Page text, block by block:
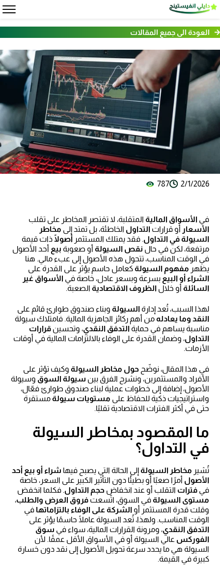
العودة الى جميع المقالات
2/1/2026
787
في الأسواق المالية المتقلبة، لا تقتصر المخاطر على تقلب
الأسعار أو قرارات التداول الخاطئة، بل تمتد إلى مخاطر
السيولة في التداول. فقد يمتلك المستثمر أصولًاذات قيمة
مرتفعة، لكن في حال نقص السيولة أو صعوبة بيع أحد الأصول
في الوقت المناسب، تتحول هذه الأصول إلى عبء مالي. هنا
يظهر مفهوم السيولةكعامل حاسم يؤثر على القدرة على
الشراء أو البيع بسرعة وبسعر عادل، خاصة في الأسواق غير
السائلة أو خلال الظروف الاقتصادية الصعبة.
لهذا السبب، تُعد إدارة السيولة وبناء صندوق طوارئ قائم على
النقد وما يعادلهمن أهم ركائز الجاهزية المالية. فامتلاك سيولة
مناسبة يساهم في حماية التدفق النقدي، وتحسين قرارات
التداول، وضمان القدرة على الوفاء بالالتزامات المالية في أوقات
الأزمات.
في هذا المقال، نوضّح حول مخاطر السيولة وكيف تؤثر على
الأفراد والمستثمرين، ونشرح الفرق بين سيولة السوق وسيولة
الأصول، إضافة إلى خطوات عملية لبناء صندوق طوارئ فعّال،
واستراتيجيات ذكية للحفاظ على مستويات سيولةمستقرة
حتى في أكثر الفترات الاقتصادية تقلبًا.
ما المقصود بمخاطر السيولة
في التداول؟
تُشير مخاطر السيولةإلى الحالة التي يصبح فيها شراء أو بيع أحد
الأصول أمرًا صعبًا أو بطيئًا دون التأثير الكبير على السعر، خاصة
في فترات التقلب أو عند انخفاض حجم التداول. فكلما انخفض
مستوى السيولةفي السوق، اتّسعت فروق العرض والطلب،
وقلت قدرة المستثمر أو الشركة على الوفاء بالتزاماتها في
الوقت المناسب. ولهذا، تُعد السيولة عاملًا حاسمًا يؤثر على
التدفق النقدي، ومرونة القرارات المالية، سواء في سوق
الفوركس عالي السيولة أو في الأسواق الأقل عمقًا. لأن
السيولة هي ما يحدد سرعة تحويل الأصول إلى نقد دون خسارة
كبيرة في القيمة.